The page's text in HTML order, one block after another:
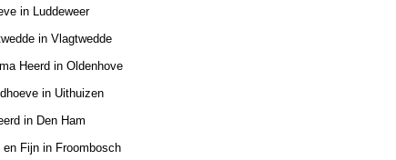
in Luddeweer
in Vlagtwedde
Heerd in Oldenhove
in Uithuizen
in Den Ham
Fijn in Froombosch